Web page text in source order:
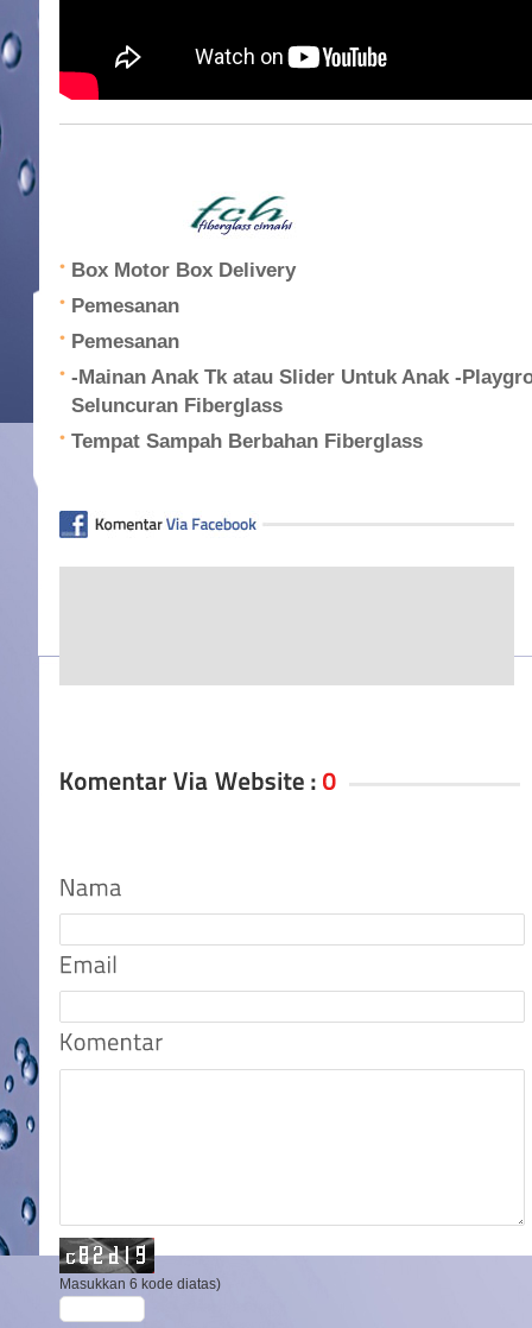
Box Motor Box Delivery
Pemesanan
Pemesanan
-Mainan Anak Tk atau Slider Untuk Anak -
Seluncuran Fiberglass
Tempat Sampah Berbahan Fiberglass
Masukkan 6 kode diatas)